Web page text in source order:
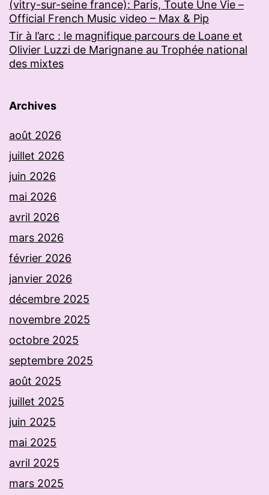
(vitry-sur-seine france): Paris, Toute Une Vie –
Official French Music video – Max & Pip
Tir à l’arc : le magnifique parcours de Loane et
Olivier Luzzi de Marignane au Trophée national
des mixtes
Archives
août 2026
juillet 2026
juin 2026
mai 2026
avril 2026
mars 2026
février 2026
janvier 2026
décembre 2025
novembre 2025
octobre 2025
septembre 2025
août 2025
juillet 2025
juin 2025
mai 2025
avril 2025
mars 2025